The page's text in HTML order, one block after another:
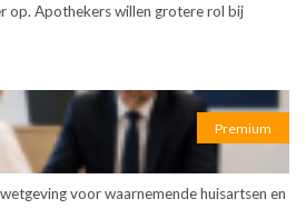
op. Apothekers willen grotere rol bij
Premium
voor waarnemende huisartsen en